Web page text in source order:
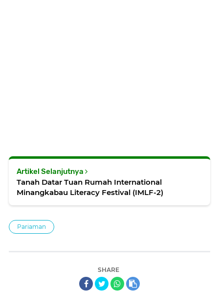
Artikel Selanjutnya
Tanah Datar Tuan Rumah International
Minangkabau Literacy Festival (IMLF-2)
Pariaman
SHARE